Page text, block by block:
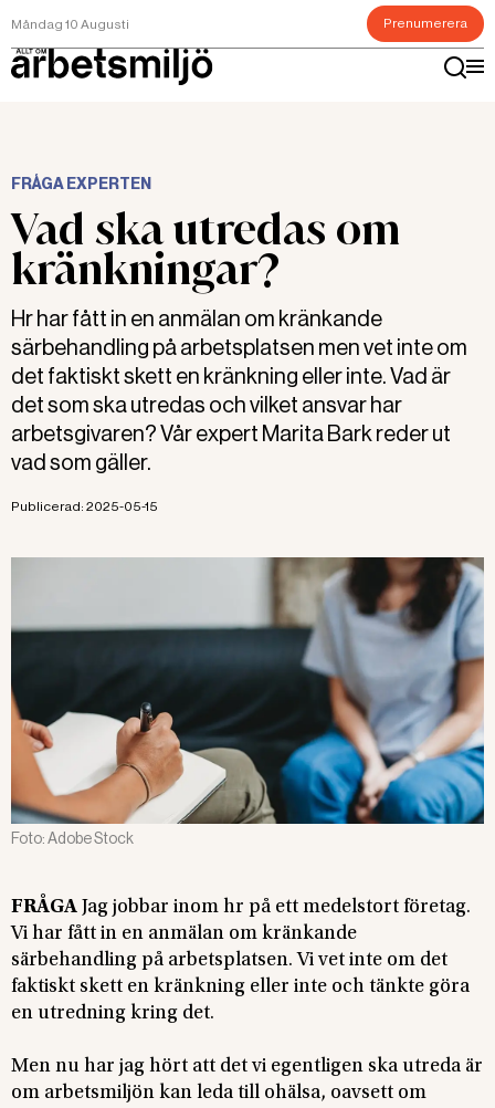
Måndag 10 Augusti Prenumerera
FRÅGA EXPERTEN
Vad ska utredas om
kränkningar?
Hr har fått in en anmälan om kränkande
särbehandling på arbetsplatsen men vet inte om
det faktiskt skett en kränkning eller inte. Vad är
det som ska utredas och vilket ansvar har
arbetsgivaren? Vår expert Marita Bark reder ut
vad som gäller.
Publicerad: 2025-05-15
Foto:Adobe Stock
FRÅGA Jag jobbar inom hr på ett medelstort företag.
Vi har fått in en anmälan om kränkande
särbehandling på arbetsplatsen. Vi vet inte om det
faktiskt skett en kränkning eller inte och tänkte göra
en utredning kring det.
Men nu har jag hört att det vi egentligen ska utreda är
om arbetsmiljön kan leda till ohälsa, oavsett om